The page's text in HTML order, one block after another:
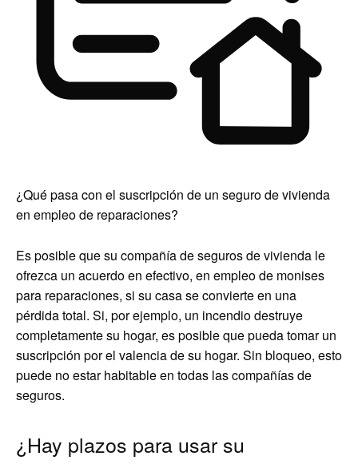
¿Qué pasa con el suscripción de un seguro de vivienda
en empleo de reparaciones?
Es posible que su compañía de seguros de vivienda le
ofrezca un acuerdo en efectivo, en empleo de monises
para reparaciones, si su casa se convierte en una
pérdida total. Si, por ejemplo, un incendio destruye
completamente su hogar, es posible que pueda tomar un
suscripción por el valencia de su hogar. Sin bloqueo, esto
puede no estar habitable en todas las compañías de
seguros.
¿Hay plazos para usar su